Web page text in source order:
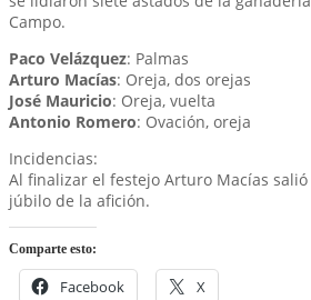
Campo.
Paco Velázquez: Palmas
Arturo Macías: Oreja, dos orejas
José Mauricio: Oreja, vuelta
Antonio Romero: Ovación, oreja
Incidencias:
Al finalizar el festejo Arturo Macías
júbilo de la afición.
Comparte esto:
Facebook X